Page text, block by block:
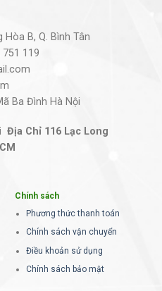
Hòa B, Q. Bình Tân
751 119
Ba Đình Hà Nội
Địa Chỉ 116 Lạc Long
Chính sách
Phương thức thanh toán
Chính sách vận chuyển
Điều khoản sử dụng
Chính sách bảo mật